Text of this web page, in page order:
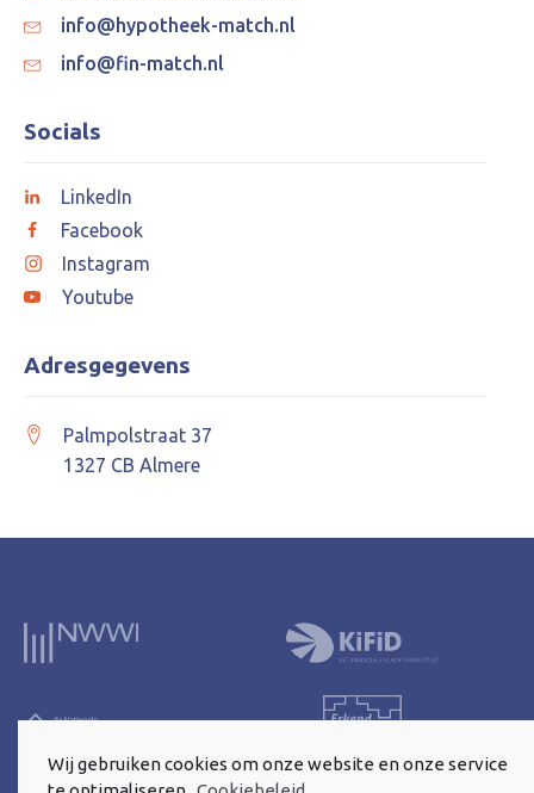
Wij gebruiken cookies om onze website en onze service
info@hypotheek-match.nl
info@fin-match.nl
Socials
LinkedIn
Facebook
Instagram
Youtube
Adresgegevens
Palmpolstraat 37
1327 CB Almere